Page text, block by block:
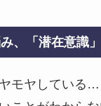
、「潜在意識
モヤしている…